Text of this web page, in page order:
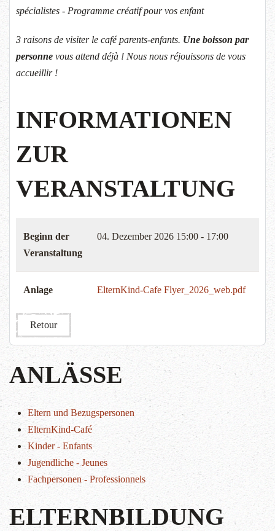
spécialistes - Programme créatif pour vos enfant
3 raisons de visiter le café parents-enfants. Une boisson par
personne vous attend déjà ! Nous nous réjouissons de vous
accueillir !
INFORMATIONEN
ZUR
VERANSTALTUNG
Beginn der
Veranstaltung
04. Dezember 2026 15:00 - 17:00
Anlage ElternKind-Cafe Flyer_2026_web.pdf
Retour
ANLÄSSE
Eltern und Bezugspersonen
ElternKind-Café
Kinder - Enfants
Jugendliche - Jeunes
Fachpersonen - Professionnels
ELTERNBILDUNG